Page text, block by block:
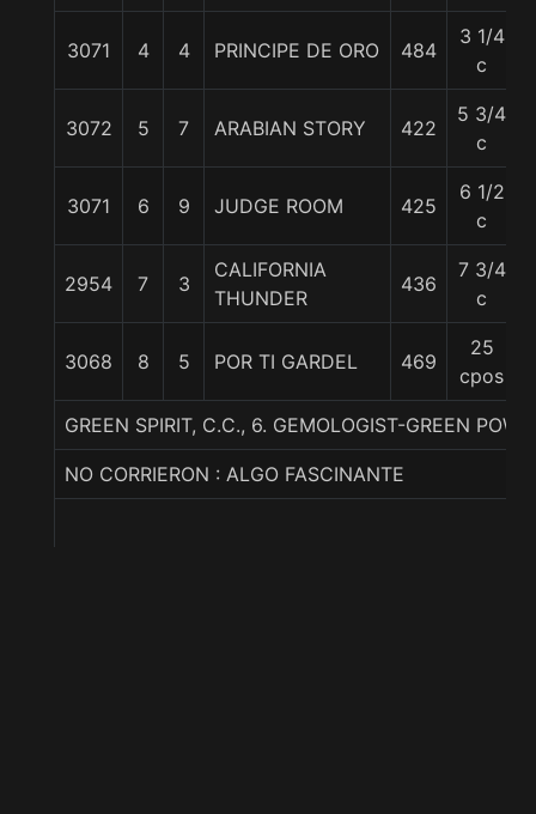
3071 4 4 PRINCIPE DE ORO 484
3 1/4
c
3072 5 7 ARABIAN STORY 422
5 3/4
c
3071 6 9 JUDGE ROOM 425
6 1/2
c
2954 7 3
CALIFORNIA
THUNDER
436
7 3/4
c
3068 8 5 POR TI GARDEL 469
25
cpos
GREEN SPIRIT, C.C., 6. GEMOLOGIST-GREEN
NO CORRIERON : ALGO FASCINANTE